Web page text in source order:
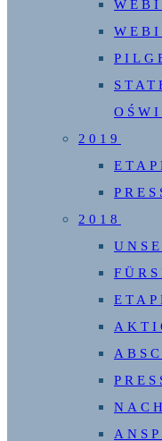
2019
2018